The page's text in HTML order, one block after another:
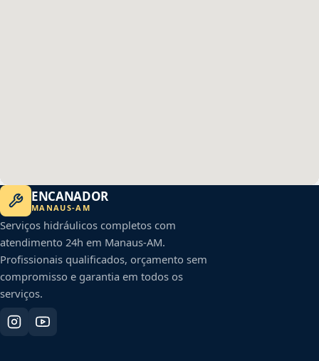
ENCANADOR
MANAUS-AM
Serviços hidráulicos completos com
atendimento 24h em Manaus-AM.
Profissionais qualificados, orçamento sem
compromisso e garantia em todos os
serviços.